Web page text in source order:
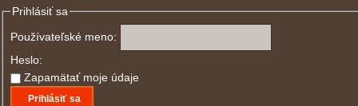
Prihlásiť sa
Používateľské meno:
Heslo:
Zapamätať moje údaje
Prihlásiť sa